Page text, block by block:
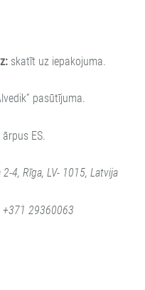
skatīt uz iepakojuma.
pasūtījuma.
ES.
4, Rīga, LV- 1015, Latvija
+371 29360063